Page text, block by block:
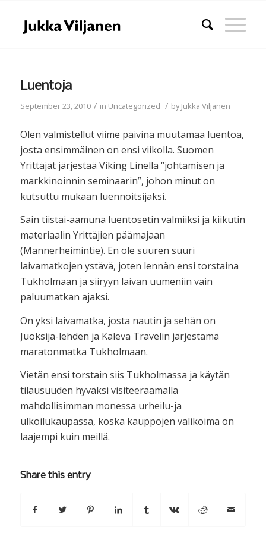
Luentoja
September 23, 2010 / in Uncategorized / byJukka Viljanen
Olen valmistellut viime päivinä muutamaa luentoa,
josta ensimmäinen on ensi viikolla. Suomen
Yrittäjät järjestää Viking Linella “johtamisen ja
markkinoinnin seminaarin”, johon minut on
kutsuttu mukaan luennoitsijaksi.
Sain tiistai-aamuna luentosetin valmiiksi ja kiikutin
materiaalin Yrittäjien päämajaan
(Mannerheimintie). En ole suuren suuri
laivamatkojen ystävä, joten lennän ensi torstaina
Tukholmaan ja siiryyn laivan uumeniin vain
paluumatkan ajaksi.
On yksi laivamatka, josta nautin ja sehän on
Juoksija-lehden ja Kaleva Travelin järjestämä
maratonmatka Tukholmaan.
Vietän ensi torstain siis Tukholmassa ja käytän
tilausuuden hyväksi visiteeraamalla
mahdollisimman monessa urheilu-ja
ulkoilukaupassa, koska kauppojen valikoima on
laajempi kuin meillä.
Share this entry